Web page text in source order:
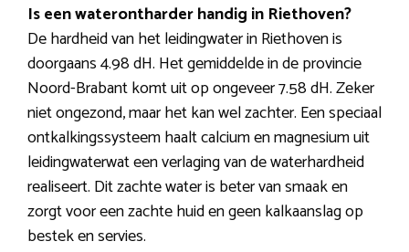
Is een waterontharder handig in Riethoven?
De hardheid van het leidingwater in Riethoven is
doorgaans 4.98 dH. Het gemiddelde in de provincie
Noord-Brabant komt uit op ongeveer 7.58 dH. Zeker
niet ongezond, maar het kan wel zachter. Een speciaal
ontkalkingssysteem haalt calcium en magnesium uit
leidingwaterwat een verlaging van de waterhardheid
realiseert. Dit zachte water is beter van smaak en
zorgt voor een zachte huid en geen kalkaanslag op
bestek en servies.